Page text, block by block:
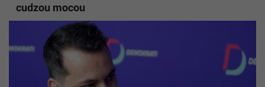
cudzou mocou